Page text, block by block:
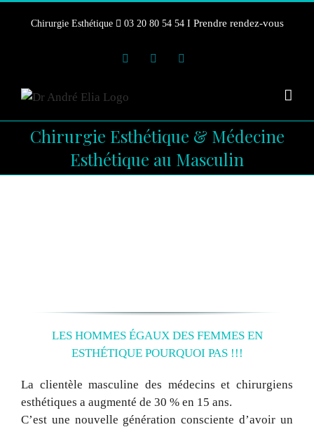
Chirurgie Esthétique 03 20 80 54 54 I Prendre rendez-vous
InstagramFacebook
Chirurgie Esthétique & Médecine
Esthétique au Masculin
LES HOMMES ÉGAUX DES FEMMES EN
ESTHÉTIQUE POURQUOI PAS !!!
La clientèle masculine des médecins et chirurgiens
esthétiques a augmenté de 30 % en 15 ans.
C’est une nouvelle génération consciente d’avoir un